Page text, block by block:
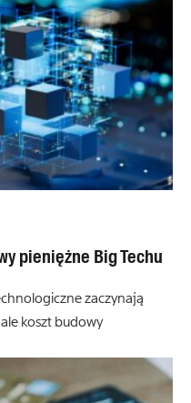
pieniężne Big Techu
zaczynają
koszt budowy